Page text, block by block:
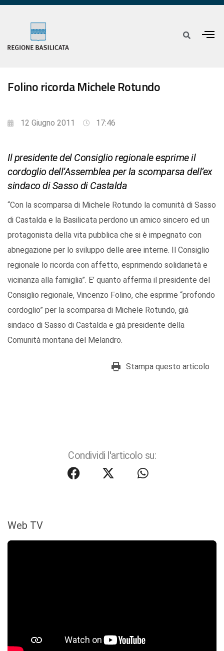
Folino ricorda Michele Rotundo
12 Giugno 2011 17:46
Il presidente del Consiglio regionale esprime il
cordoglio dell’Assemblea per la scomparsa dell’ex
sindaco di Sasso di Castalda
“Con la scomparsa di Michele Rotundo la comunità di Sasso
di Castalda e la Basilicata perdono un amico sincero ed un
protagonista della vita pubblica che si è impegnato con
abnegazione per lo sviluppo delle aree interne. Il Consiglio
regionale lo ricorda con affetto, esprimendo solidarietà e
vicinanza alla famiglia”. E’ quanto afferma il presidente del
Consiglio regionale, Vincenzo Folino, che esprime “profondo
cordoglio” per la scomparsa di Michele Rotundo, già
sindaco di Sasso di Castalda e già presidente della
Comunità montana del Melandro.
Stampa questo articolo
Condividi l'articolo su:
Web TV